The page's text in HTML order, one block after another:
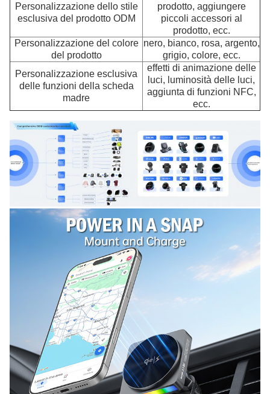
Personalizzazione dello stile
esclusiva del prodotto ODM
prodotto, aggiungere
piccoli accessori al
prodotto, ecc.
Personalizzazione del colore
del prodotto
nero, bianco, rosa, argento,
grigio, colore, ecc.
Personalizzazione esclusiva
delle funzioni della scheda
madre
effetti di animazione delle
luci, luminosità delle luci,
aggiunta di funzioni NFC,
ecc.